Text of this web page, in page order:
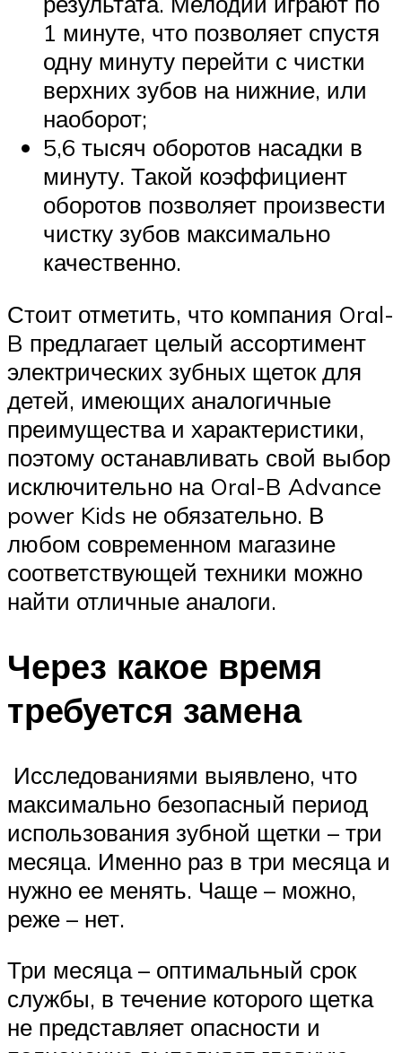
1 минуте, что позволяет спустя
одну минуту перейти с чистки
верхних зубов на нижние, или
наоборот;
5,6 тысяч оборотов насадки в
минуту. Такой коэффициент
оборотов позволяет произвести
чистку зубов максимально
качественно.
Стоит отметить, что компания Oral-
B предлагает целый ассортимент
электрических зубных щеток для
детей, имеющих аналогичные
преимущества и характеристики,
поэтому останавливать свой выбор
исключительно на Oral-B Advance
power Kids не обязательно. В
любом современном магазине
соответствующей техники можно
найти отличные аналоги.
Через какое время
требуется замена
Исследованиями выявлено, что
максимально безопасный период
использования зубной щетки – три
месяца. Именно раз в три месяца и
нужно ее менять. Чаще – можно,
реже – нет.
Три месяца – оптимальный срок
службы, в течение которого щетка
не представляет опасности и